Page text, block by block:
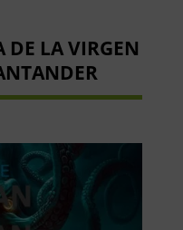
DE LA VIRGEN